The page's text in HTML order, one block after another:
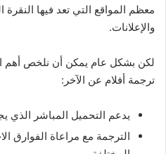
معظم المواقع التي تعد فيها النقرة
والإعلانات.
لكن بشكل عام يمكن أن نلخص أهم
ترجمة أفلام عن الآخر:
يدعم التحميل المباشر الذي
الترجمة مع مراعاة الفوارق